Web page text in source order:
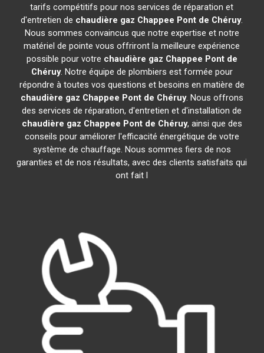
tarifs compétitifs pour nos services de réparation et
d'entretien de chaudière gaz Chappee Pont de Chéruy.
Nous sommes convaincus que notre expertise et notre
matériel de pointe vous offriront la meilleure expérience
possible pour votre chaudière gaz Chappee Pont de
Chéruy. Notre équipe de plombiers est formée pour
répondre à toutes vos questions et besoins en matière de
chaudière gaz Chappee Pont de Chéruy. Nous offrons
des services de réparation, d'entretien et d'installation de
chaudière gaz Chappee Pont de Chéruy, ainsi que des
conseils pour améliorer l'efficacité énergétique de votre
système de chauffage. Nous sommes fiers de nos
garanties et de nos résultats, avec des clients satisfaits qui
ont fait l